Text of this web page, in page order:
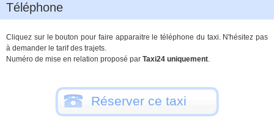
Téléphone
Cliquez sur le bouton pour faire apparaitre le téléphone du taxi. N'hésitez pas
à demander le tarif des trajets.
Numéro de mise en relation proposé par Taxi24 uniquement.
Réserver ce taxi